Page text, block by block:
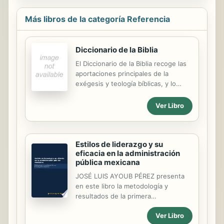
información. Incluye descripción y
simbolismo de los principales
Más libros de la categoría Referencia
Diccionario de la Biblia
El Diccionario de la Biblia recoge las
aportaciones principales de la
exégesis y teología bíblicas, y lo
es la historia narrada por la Biblia,
que constituye un momento
importante del despliegue de la
humanidad, al menos desde la
perspectiva de Occidente. El
segundo es la palabra proclamada
por la Biblia, fuente de inspiración
estética, moral y religiosa de una
parte significativa de la humanidad.
Xabier Pikaza introduce a sus
Biblia de un modo culturalmente rico,
Ver Libro
Estilos de liderazgo y su
eficacia en la administración
pública mexicana
JOSÉ LUIS AYOUB PÉREZ presenta
en este libro la metodología y
resultados de la primera
investigación empírica realizada en la
Administración Pública FederalVer Libro